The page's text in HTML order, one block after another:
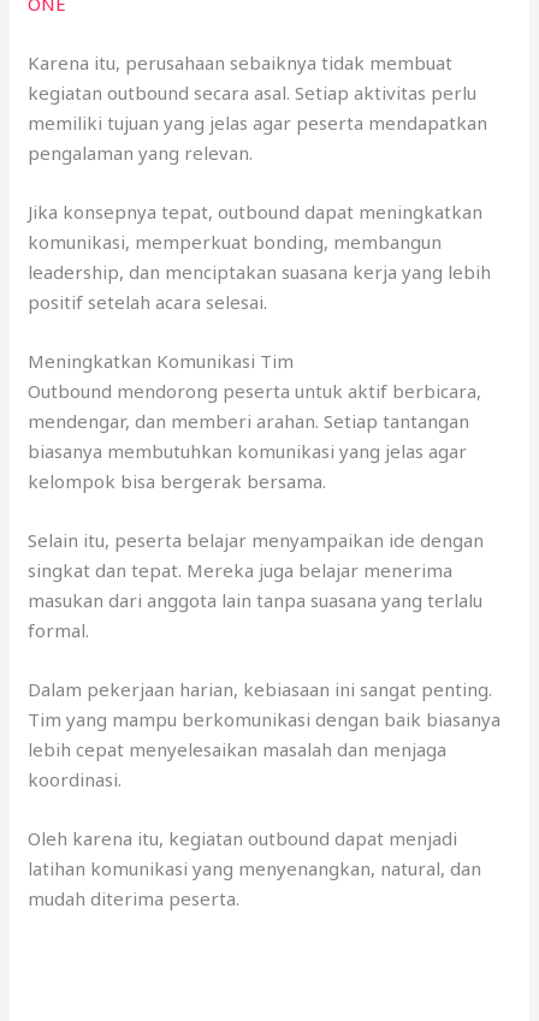
Karena itu, perusahaan sebaiknya tidak membuat
kegiatan outbound secara asal. Setiap aktivitas perlu
memiliki tujuan yang jelas agar peserta mendapatkan
pengalaman yang relevan.
Jika konsepnya tepat, outbound dapat meningkatkan
komunikasi, memperkuat bonding, membangun
leadership, dan menciptakan suasana kerja yang lebih
positif setelah acara selesai.
Meningkatkan Komunikasi Tim
Outbound mendorong peserta untuk aktif berbicara,
mendengar, dan memberi arahan. Setiap tantangan
biasanya membutuhkan komunikasi yang jelas agar
kelompok bisa bergerak bersama.
Selain itu, peserta belajar menyampaikan ide dengan
singkat dan tepat. Mereka juga belajar menerima
masukan dari anggota lain tanpa suasana yang terlalu
formal.
Dalam pekerjaan harian, kebiasaan ini sangat penting.
Tim yang mampu berkomunikasi dengan baik biasanya
lebih cepat menyelesaikan masalah dan menjaga
koordinasi.
Oleh karena itu, kegiatan outbound dapat menjadi
latihan komunikasi yang menyenangkan, natural, dan
mudah diterima peserta.